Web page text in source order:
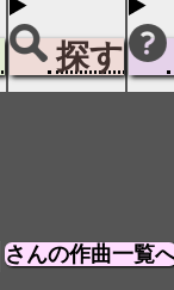
探す
さんの作曲一覧